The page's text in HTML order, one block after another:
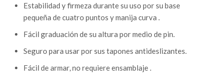
original
era:
$154.700.
actual
es:
$95.000.
Estabilidad y firmeza durante su uso por su base
pequeña de cuatro puntos y manija curva .
Fácil graduación de su altura por medio de pin.
Seguro para usar por sus tapones antideslizantes.
Fácil de armar, no requiere ensamblaje .